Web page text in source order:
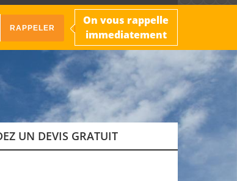
On vous rappelle
immediatement
UN DEVIS GRATUIT